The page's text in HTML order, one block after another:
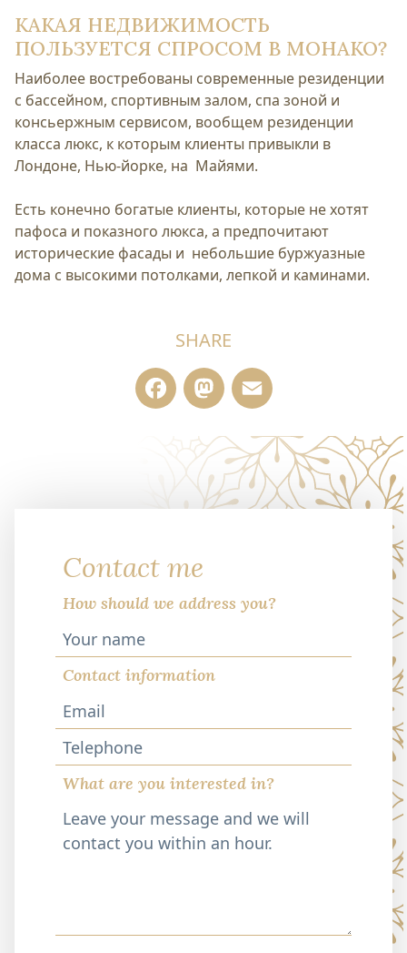
КАКАЯ НЕДВИЖИМОСТЬ
ПОЛЬЗУЕТСЯ СПРОСОМ В МОНАКО?
Наиболее востребованы современные резиденции
с бассейном, спортивным залом, спа зоной и
консьержным сервисом, вообщем резиденции
класса люкс, к которым клиенты привыкли в
Лондоне, Нью-йорке, на Майями.
Есть конечно богатые клиенты, которые не хотят
пафоса и показного люкса, а предпочитают
исторические фасады и небольшие буржуазные
дома с высокими потолками, лепкой и каминами.
SHARE
Facebook
Mastodon
Contact me
How should we address you?
Contact information
Telephone
What are you interested in?